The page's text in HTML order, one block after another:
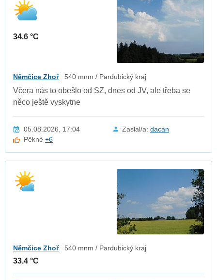
34.6 °C
Němčice Zhoř 540 mnm / Pardubický kraj
Včera nás to obešlo od SZ, dnes od JV, ale třeba se
něco ještě vyskytne
05.08.2026, 17:04 Zaslal/a: dacan
Pěkné+6
Němčice Zhoř 540 mnm / Pardubický kraj
33.4 °C